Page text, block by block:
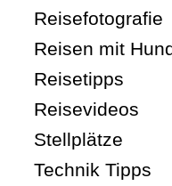
Reisefotografie
Reisen mit
Reisetipps
Reisevideos
Stellplätze
Technik Tipps